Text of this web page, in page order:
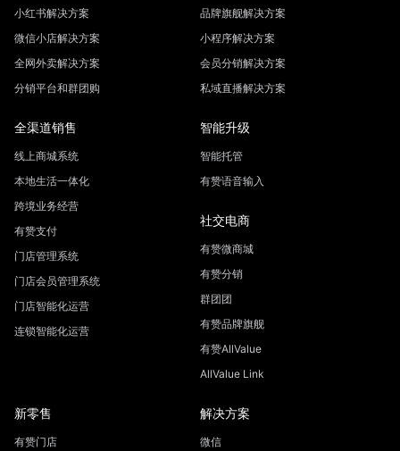
小红书解决方案
微信小店解决方案
全网外卖解决方案
分销平台和群团购
品牌旗舰解决方案
小程序解决方案
会员分销解决方案
私域直播解决方案
全渠道销售
线上商城系统
本地生活一体化
跨境业务经营
有赞支付
门店管理系统
门店会员管理系统
门店智能化运营
连锁智能化运营
智能升级
智能托管
有赞语音输入
社交电商
有赞微商城
有赞分销
群团团
有赞品牌旗舰
有赞AllValue
AllValue Link
新零售
有赞门店
解决方案
微信